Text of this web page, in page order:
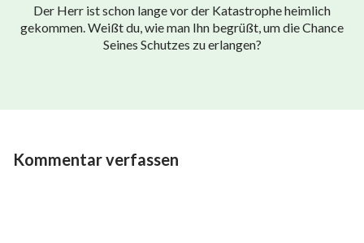
Der Herr ist schon lange vor der Katastrophe heimlich
gekommen. Weißt du, wie man Ihn begrüßt, um die Chance
Seines Schutzes zu erlangen?
Kommentar verfassen